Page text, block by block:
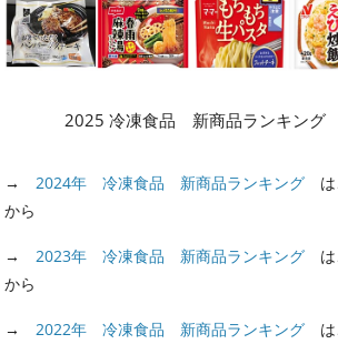
2025 冷凍食品 新商品ランキング
→ 2024年 冷凍食品 新商品ランキング は
から
→ 2023年 冷凍食品 新商品ランキング は
から
→ 2022年 冷凍食品 新商品ランキング は